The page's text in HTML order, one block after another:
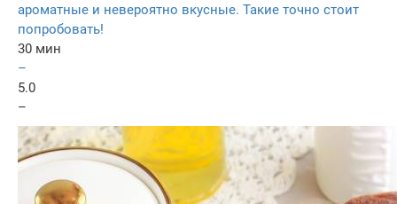
ароматные и невероятно вкусные. Такие точно стоит
попробовать!
30 мин
–
5.0
–